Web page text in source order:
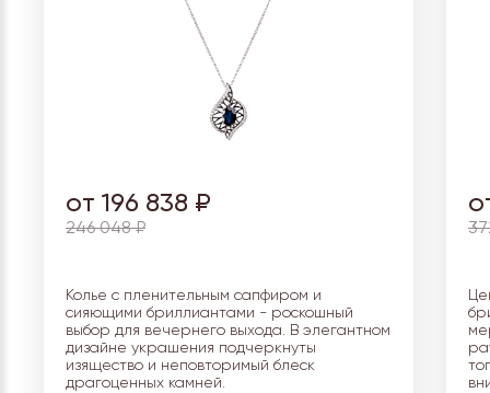
от 196 838 ₽
246 048 ₽
Колье с пленительным сапфиром и
сияющими бриллиантами - роскошный
выбор для вечернего выхода. В элегантном
дизайне украшения подчеркнуты
изящество и неповторимый блеск
драгоценных камней.